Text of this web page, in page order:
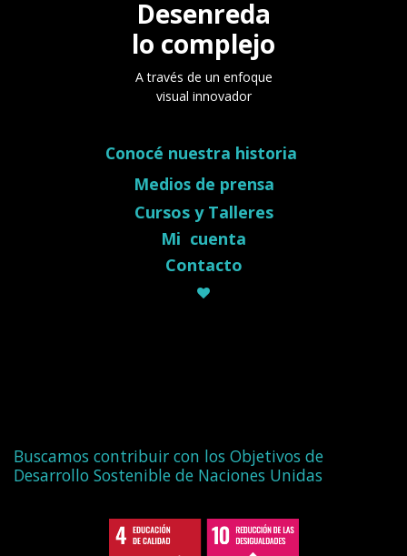
Desenreda
lo complejo
A través de un enfoque
visual innovador
Conocé nuestra historia
Medios de prensa
Cursos y Talleres
Mi cuenta
Contacto
Buscamos contribuir con los Objetivos de
Desarrollo Sostenible de Naciones Unidas